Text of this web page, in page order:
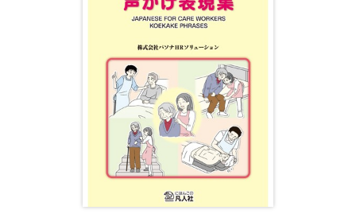
著作権について
原稿・企画の持ち込みについて
その他の質問
わたしたちについて